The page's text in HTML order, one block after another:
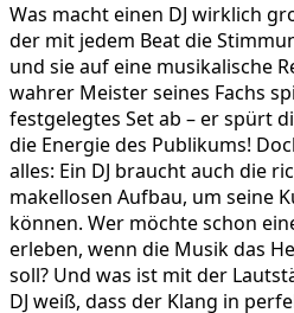
Was macht einen DJ wirklich
der mit jedem Beat die
und sie auf eine musikalische
wahrer Meister seines Fachs
festgelegtes Set ab – er spürt
die Energie des Publikums!
alles: Ein DJ braucht auch die
makellosen Aufbau, um seine
können. Wer möchte schon
erleben, wenn die Musik das
soll? Und was ist mit der
DJ weiß, dass der Klang in